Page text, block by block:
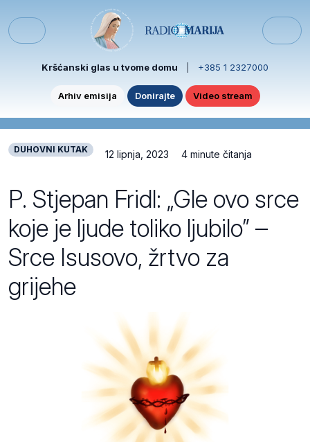
Menu
Kršćanski glas u tvome domu +385 1 2327000
Arhiv emisija Donirajte Video stream
DUHOVNI KUTAK 12 lipnja, 2023 4 minute čitanja
P. Stjepan Fridl: „Gle ovo srce
koje je ljude toliko ljubilo” –
Srce Isusovo, žrtvo za
grijehe